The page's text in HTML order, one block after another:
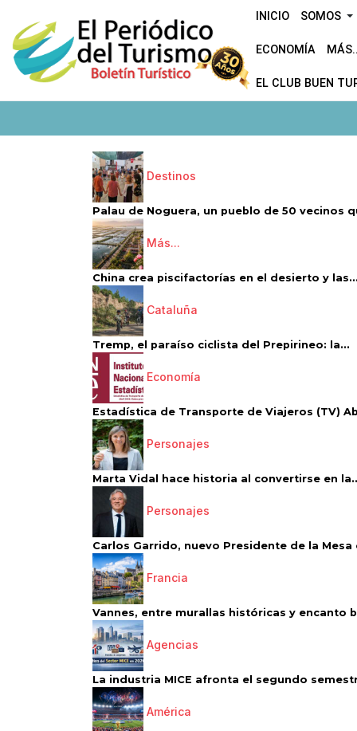
INICIO SOMOS
ECONOMÍA
EL CLUB BUEN
Destinos
Palau de Noguera, un pueblo de 50 vecinos
Más...
China crea piscifactorías en el desierto y las...
Cataluña
Tremp, el paraíso ciclista del Prepirineo: la...
Economía
Estadística de Transporte de Viajeros (TV)
Personajes
Marta Vidal hace historia al convertirse en
Personajes
Carlos Garrido, nuevo Presidente de la Mesa
Francia
Vannes, entre murallas históricas y encanto
Agencias
La industria MICE afronta el segundo
América